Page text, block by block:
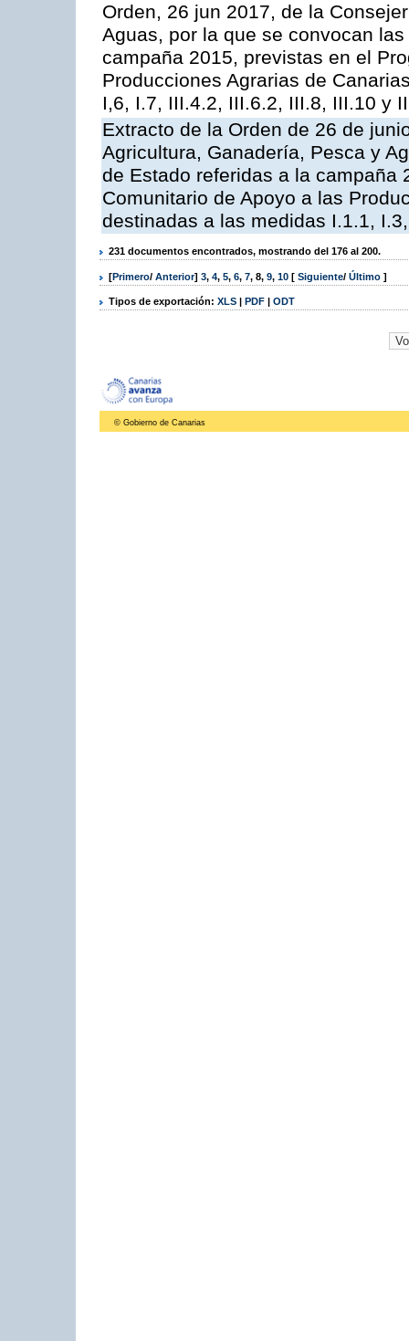
Orden, 26 jun 2017, de la
Aguas, por la que se convocan
campaña 2015, previstas en el
Producciones Agrarias de
I,6, I.7, III.4.2, III.6.2, III.8, III.10 y
Extracto de la Orden de 26 de
Agricultura, Ganadería, Pesca y
de Estado referidas a la campaña
Comunitario de Apoyo a las
destinadas a las medidas I.1.1,
231 documentos encontrados, mostrando del 176 al 200.
[Primero/ Anterior] 3, 4, 5, 6, 7, 8, 9, 10 [ Siguiente/ Último ]
Tipos de exportación: XLS | PDF | ODT
© Gobierno de Canarias